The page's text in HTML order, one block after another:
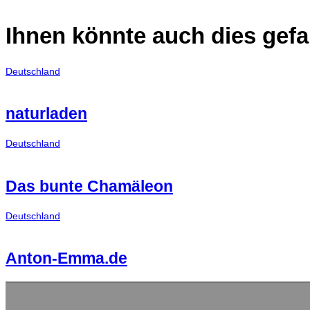
Ihnen könnte auch dies
Deutschland
naturladen
Deutschland
Das bunte Chamäleon
Deutschland
Anton-Emma.de